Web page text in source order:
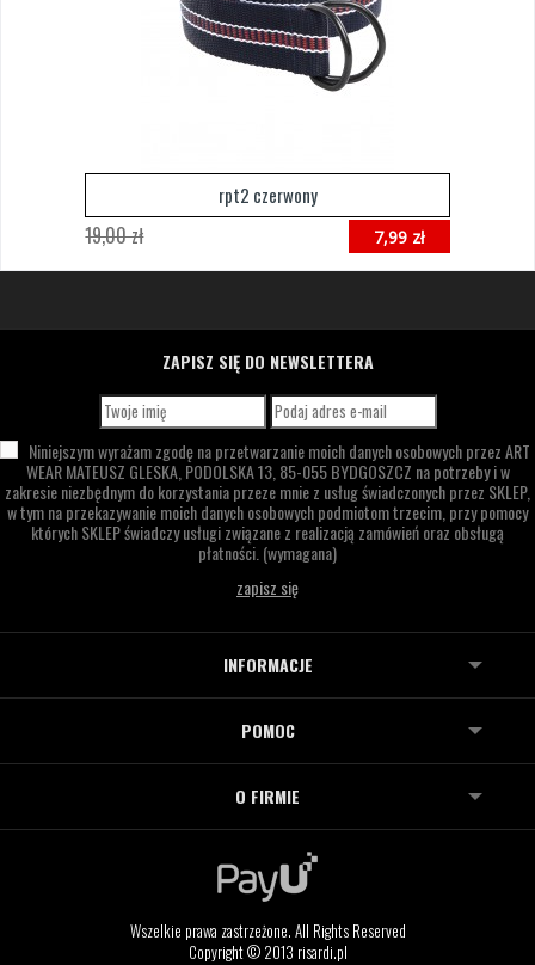
rpt2 czerwony
7,99 zł
19,00 zł
ZAPISZ SIĘ DO NEWSLETTERA
Niniejszym wyrażam zgodę na przetwarzanie moich danych osobowych przezART
WEAR MATEUSZ GLESKA, PODOLSKA 13, 85-055 BYDGOSZCZ na potrzeby i w
zakresie niezbędnym do korzystania przeze mnie z usług świadczonych przez SKLEP,
w tym na przekazywanie moich danych osobowych podmiotom trzecim, przy pomocy
których SKLEP świadczy usługi związane z realizacją zamówień oraz obsługą
płatności. (wymagana)
INFORMACJE
POMOC
O FIRMIE
Wszelkie prawa zastrzeżone. All Rights Reserved
Copyright © 2013 risardi.pl